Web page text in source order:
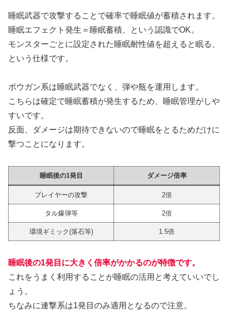
睡眠武器で攻撃することで確率で睡眠値が蓄積されます。
睡眠エフェクト発生＝睡眠蓄積、という認識でOK。
モンスターごとに設定された睡眠耐性値を超えると眠る、
という仕様です。
ボウガン系は睡眠武器でなく、弾や瓶を運用します。
こちらは確定で睡眠蓄積が発生するため、睡眠管理がしや
すいです。
反面、ダメージは期待できないので睡眠をとるためだけに
撃つことになります。
睡眠後の1発目 ダメージ倍率
プレイヤーの攻撃 2倍
タル爆弾等 2倍
環境ギミック(落石等) 1.5倍
睡眠後の1発目に大きく倍率がかかるのが特徴です。
これをうまく利用することが睡眠の活用と考えていいでし
ょう。
ちなみに連撃系は1発目のみ適用となるので注意。